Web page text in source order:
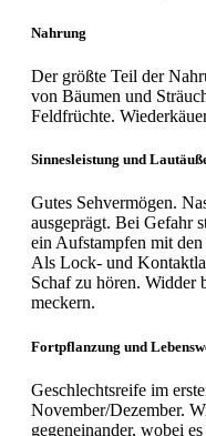
Nahrung
Der größte Teil der
von Bäumen und
Feldfrüchte.
Sinnesleistung und
Gutes Sehvermögen.
ausgeprägt. Bei Gefahr
ein Aufstampfen mit
Als Lock- und
Schaf zu hören. Widder
meckern.
Fortpflanzung und
Geschlechtsreife im
November/Dezember.
gegeneinander, wobei